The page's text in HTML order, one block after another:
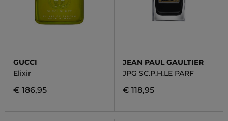
GUCCI
Elixir
€ 186,95
JEAN PAUL GAULTIER
JPG SC.P.H.LE PARF
€ 118,95